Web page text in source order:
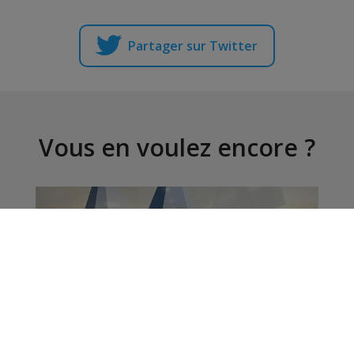
Partager sur Twitter
Vous en voulez encore ?